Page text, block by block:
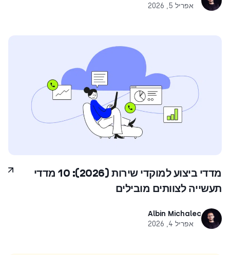
אפריל 5, 2026
מדדי ביצוע למוקדי שירות (2026): 10 מדדי
תעשייה לצוותים מובילים
Albin Michalec
אפריל 4, 2026